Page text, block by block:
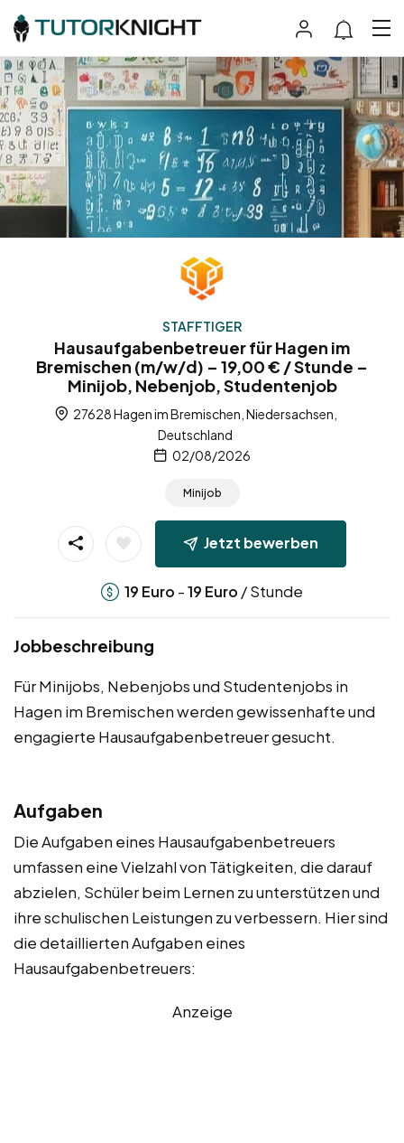
STAFFTIGER
Hausaufgabenbetreuer für Hagen im
Bremischen (m/w/d) – 19,00 € / Stunde –
Minijob, Nebenjob, Studentenjob
27628 Hagen im Bremischen, Niedersachsen,
Deutschland
02/08/2026
Minijob
Jetzt bewerben
19 Euro -19 Euro / Stunde
Jobbeschreibung
Für Minijobs, Nebenjobs und Studentenjobs in
Hagen im Bremischen werden gewissenhafte und
engagierte Hausaufgabenbetreuer gesucht.
Aufgaben
Die Aufgaben eines Hausaufgabenbetreuers
umfassen eine Vielzahl von Tätigkeiten, die darauf
abzielen, Schüler beim Lernen zu unterstützen und
ihre schulischen Leistungen zu verbessern. Hier sind
die detaillierten Aufgaben eines
Hausaufgabenbetreuers:
Anzeige